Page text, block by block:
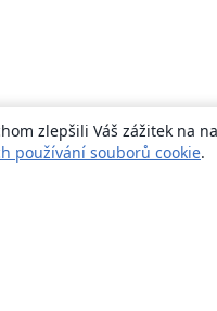
zlepšili Váš zážitek na
používání souborů cookie.